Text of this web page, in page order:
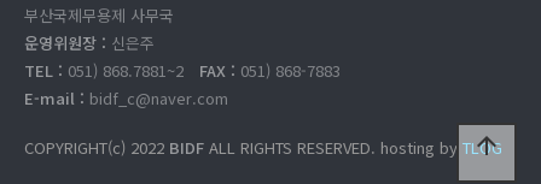
부산국제무용제 사무국
운영위원장 : 신은주
TEL : 051) 868.7881~2 FAX : 051) 868-7883
E-mail : bidf_c@naver.com
COPYRIGHT(c) 2022 BIDF ALL RIGHTS RESERVED. hosting by TLOG
arrow_upward